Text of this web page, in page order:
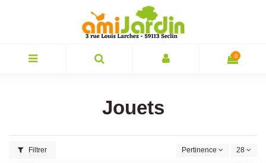
0
Jouets
Filtrer Pertinence 28